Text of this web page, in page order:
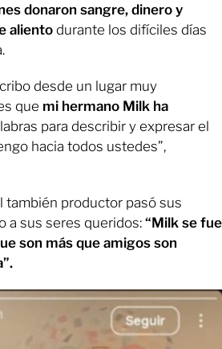
donaron sangre, dinero y
aliento durante los difíciles días
desde un lugar muy
que mi hermano Milk ha
para describir y expresar el
hacia todos ustedes”,
también productor pasó sus
a sus seres queridos: “Milk se fue
son más que amigos son